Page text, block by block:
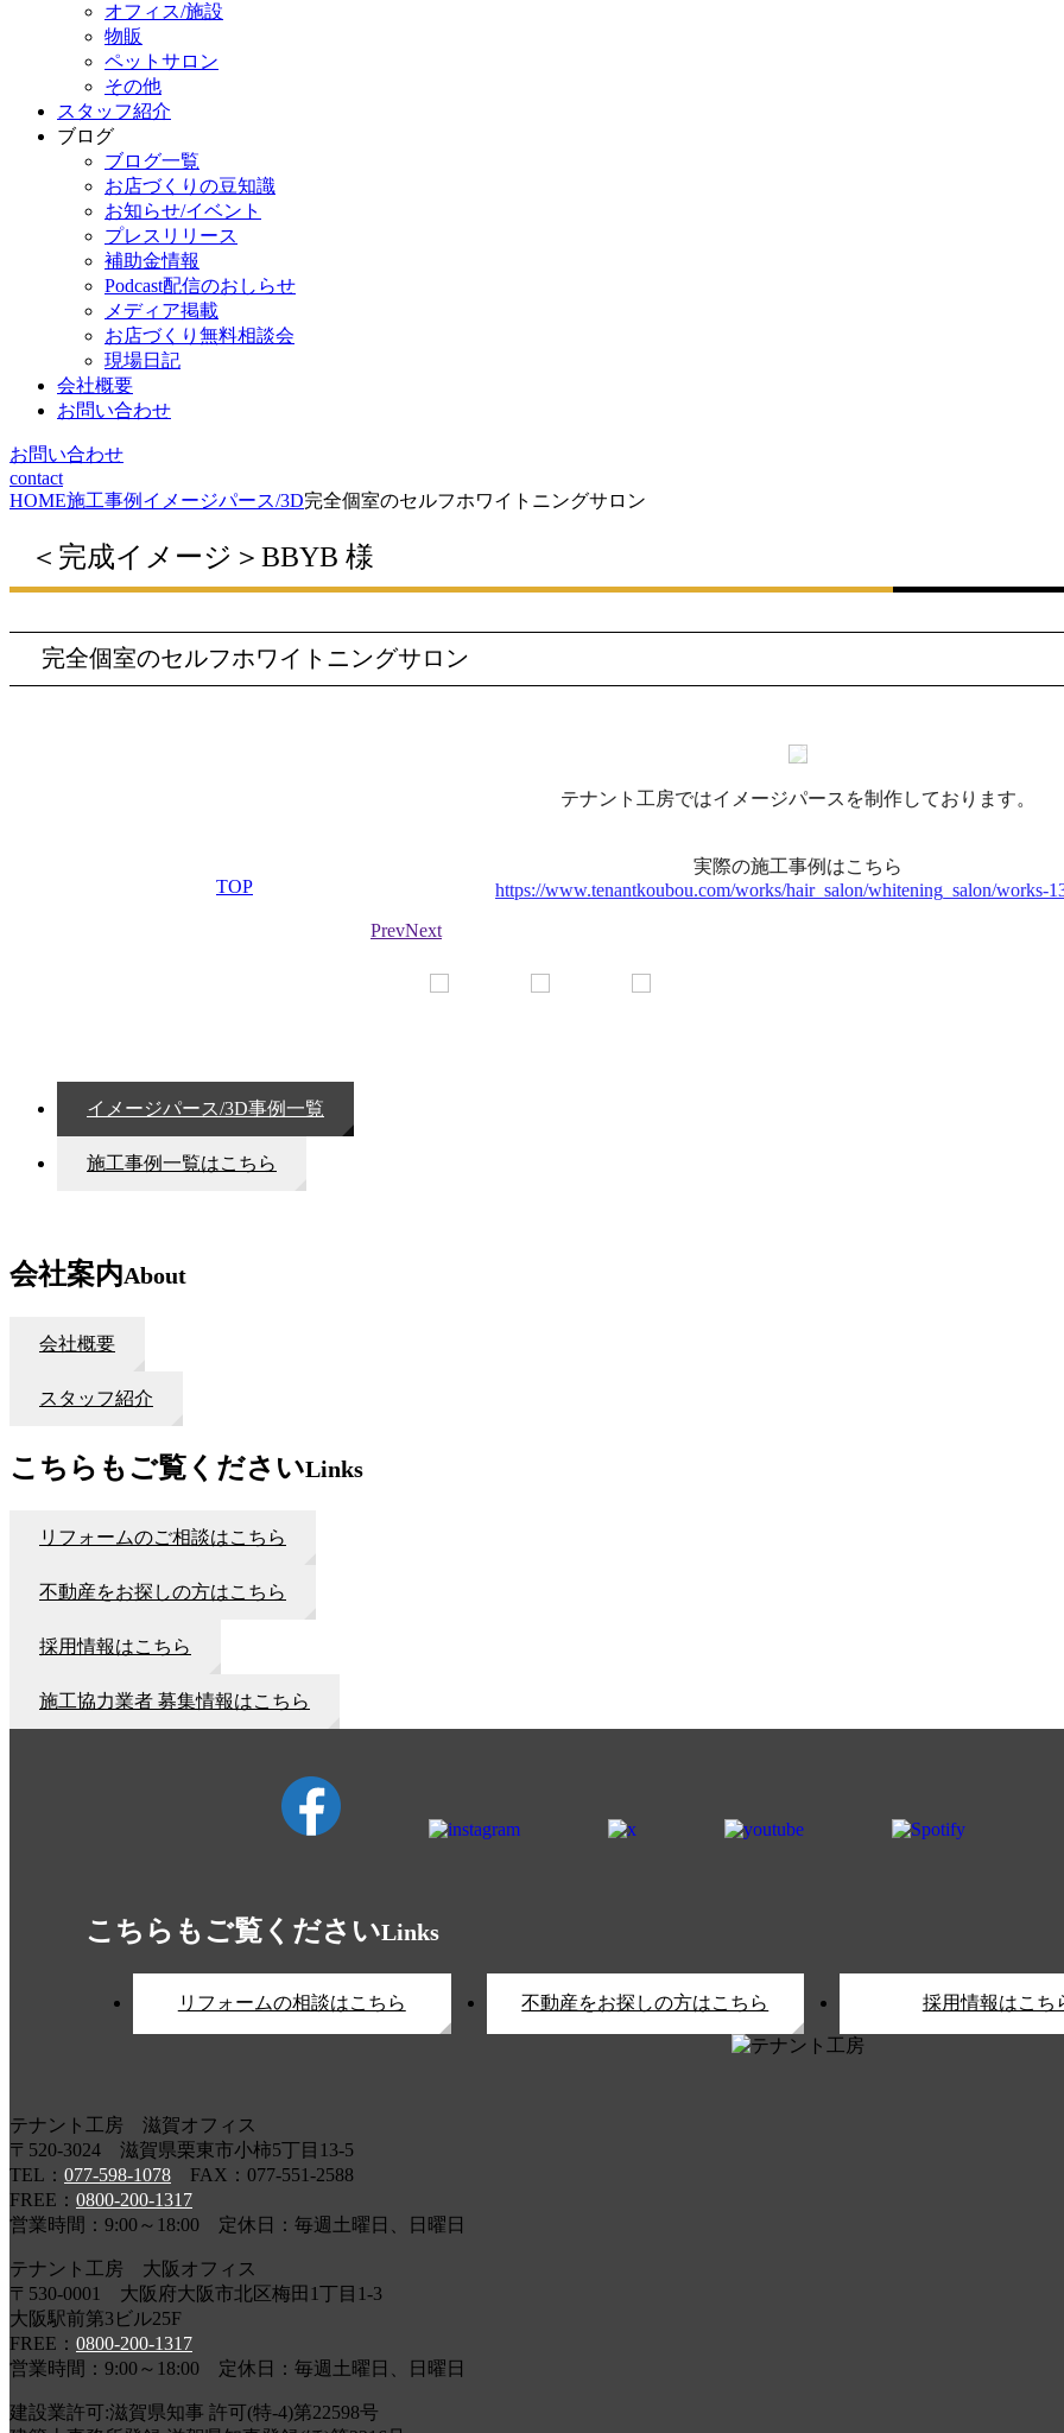
オフィス/施設
物販
ペットサロン
その他
スタッフ紹介
ブログ
ブログ一覧
お店づくりの豆知識
お知らせ/イベント
プレスリリース
補助金情報
Podcast配信のおしらせ
メディア掲載
お店づくり無料相談会
現場日記
会社概要
お問い合わせ
TOP
お問い合わせ
contact
HOME施工事例 イメージパース/3D完全個室のセルフホワイトニングサロン
＜完成イメージ＞BBYB 様
完全個室のセルフホワイトニングサロン
テナント工房ではイメージパースを制作しております。
実際の施工事例はこちら
https://www.tenantkoubou.com/works/hair_salon/whitening_salon/works-
PrevNext
イメージパース/3D事例一覧
施工事例一覧はこちら
会社案内About
会社概要
スタッフ紹介
こちらもご覧くださいLinks
リフォームのご相談はこちら
不動産をお探しの方はこちら
採用情報はこちら
施工協力業者 募集情報はこちら
こちらもご覧くださいLinks
リフォームの相談はこちら 不動産をお探しの方はこちら 採用情報はこち
テナント工房 滋賀オフィス
〒520-3024 滋賀県栗東市小柿5丁目13-5
TEL： 077-598-1078 FAX：077-551-2588
FREE： 0800-200-1317
営業時間：9:00～18:00 定休日：毎週土曜日、日曜日
テナント工房 大阪オフィス
〒530-0001 大阪府大阪市北区梅田1丁目1-3
大阪駅前第3ビル25F
FREE： 0800-200-1317
営業時間：9:00～18:00 定休日：毎週土曜日、日曜日
建設業許可:滋賀県知事 許可(特-4)第22598号